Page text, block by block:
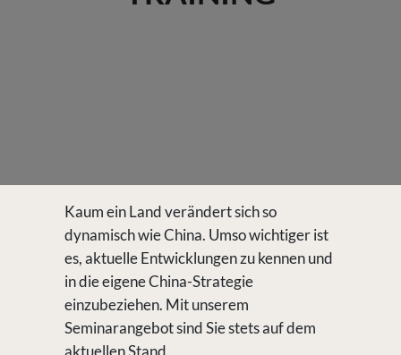
Kaum ein Land verändert sich so
dynamisch wie China. Umso wichtiger ist
es, aktuelle Entwicklungen zu kennen und
in die eigene China-Strategie
einzubeziehen. Mit unserem
Seminarangebot sind Sie stets auf dem
aktuellen Stand.